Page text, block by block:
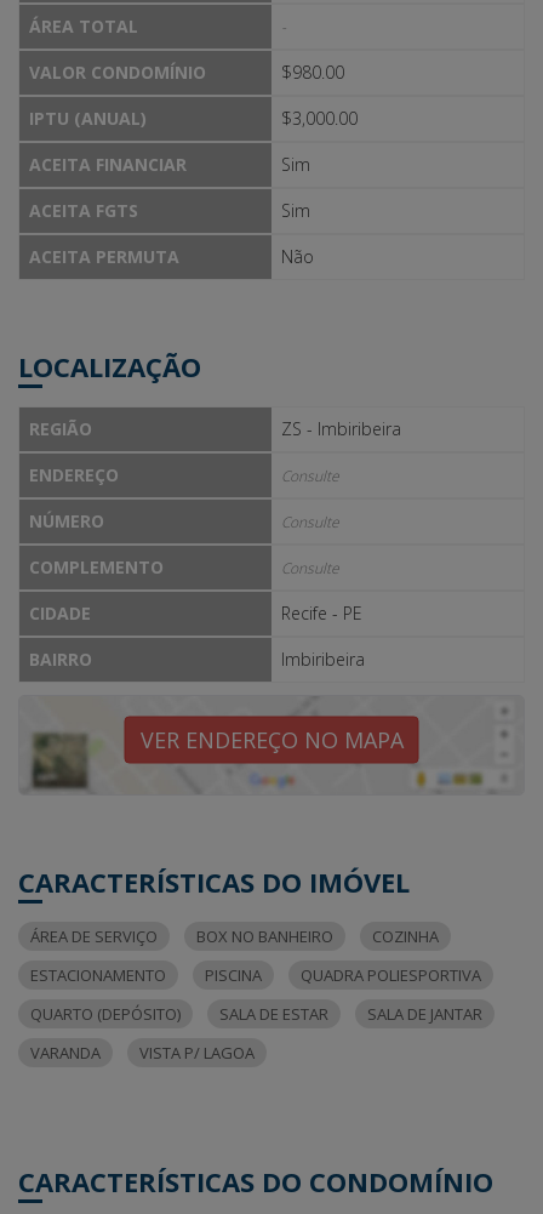
ÁREA TOTAL -
VALOR CONDOMÍNIO
$980.00
IPTU (ANUAL)
$3,000.00
ACEITA FINANCIAR
Sim
ACEITA FGTS
Sim
ACEITA PERMUTA
Não
LOCALIZAÇÃO
REGIÃO
ZS - Imbiribeira
ENDEREÇO
Consulte
NÚMERO Consulte
COMPLEMENTO Consulte
CIDADE
Recife - PE
BAIRRO
Imbiribeira
VER ENDEREÇO NO MAPA
CARACTERÍSTICAS DO IMÓVEL
ÁREA DE SERVIÇO BOX NO BANHEIRO
COZINHA
ESTACIONAMENTO
PISCINA
QUADRA POLIESPORTIVA
QUARTO (DEPÓSITO)
SALA DE ESTAR
SALA DE JANTAR
VARANDA
VISTA P/ LAGOA
CARACTERÍSTICAS DO CONDOMÍNIO